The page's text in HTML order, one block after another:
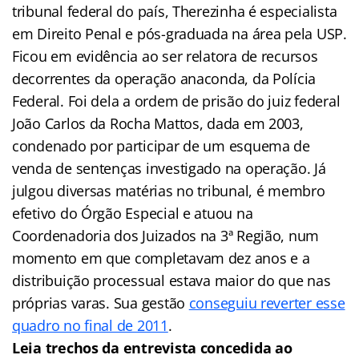
tribunal federal do país, Therezinha é especialista
em Direito Penal e pós-graduada na área pela USP.
Ficou em evidência ao ser relatora de recursos
decorrentes da operação anaconda, da Polícia
Federal. Foi dela a ordem de prisão do juiz federal
João Carlos da Rocha Mattos, dada em 2003,
condenado por participar de um esquema de
venda de sentenças investigado na operação. Já
julgou diversas matérias no tribunal, é membro
efetivo do Órgão Especial e atuou na
Coordenadoria dos Juizados na 3ª Região, num
momento em que completavam dez anos e a
distribuição processual estava maior do que nas
próprias varas. Sua gestão conseguiu reverter esse
quadro no final de 2011.
Leia trechos da entrevista concedida ao